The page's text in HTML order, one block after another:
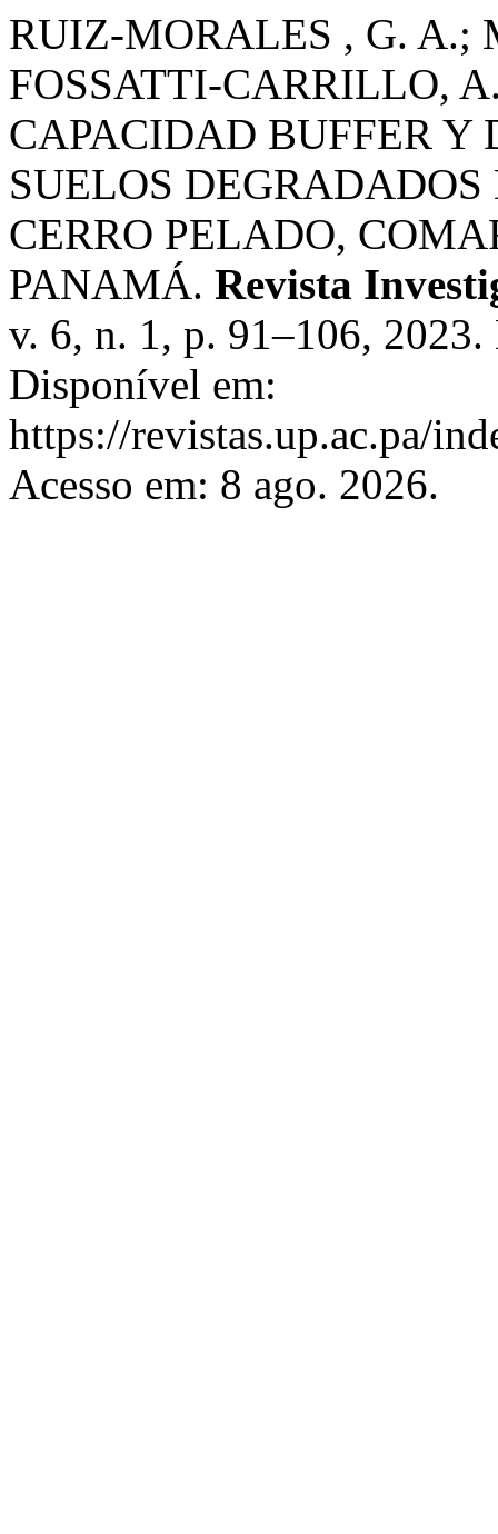
RUIZ-MORALES , G. A.;
FOSSATTI-CARRILLO,
CAPACIDAD BUFFER Y
SUELOS
CERRO PELADO,
PANAMÁ. Revista
v. 6, n. 1, p. 91–106,
Disponível em:
https://revistas.up.ac.pa/
Acesso em: 8 ago. 2026.